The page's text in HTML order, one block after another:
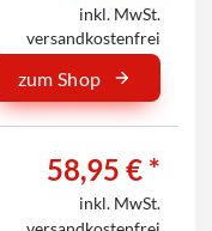
inkl. MwSt.
versandkostenfrei
zum Shop
58,95 € *
inkl. MwSt.